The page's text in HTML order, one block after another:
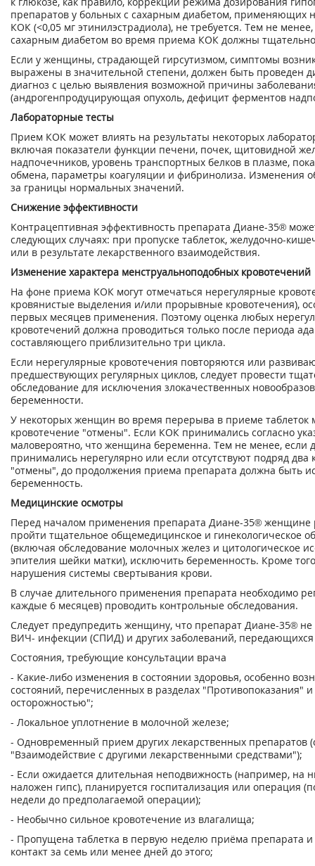
препаратов у больных с сахарным диабетом, применяющих
КОК (<0,05 мг этинилэстрадиола), не требуется. Тем не
сахарным диабетом во время приема КОК должны
Если у женщины, страдающей гирсутизмом, симптомы
выражены в значительной степени, должен быть проведен
диагноз с целью выявления возможной причины
(андрогенпродуцирующая опухоль, дефицит ферментов
Лабораторные тесты
Прием КОК может влиять на результаты некоторых
включая показатели функции печени, почек, щитовидной
надпочечников, уровень транспортных белков в плазме,
обмена, параметры коагуляции и фибринолиза. Изменения
за границы нормальных значений.
Снижение эффективности
Контрацептивная эффективность препарата Диане-35®
следующих случаях: при пропуске таблеток, желудочно-
или в результате лекарственного взаимодействия.
Изменение характера менструальноподобных кровотечений
На фоне приема КОК могут отмечаться нерегулярные
кровянистые выделения и/или прорывные кровотечения),
первых месяцев применения. Поэтому оценка любых
кровотечений должна проводиться только после периода
составляющего приблизительно три цикла.
Если нерегулярные кровотечения повторяются или
предшествующих регулярных циклов, следует провести
обследование для исключения злокачественных
беременности.
У некоторых женщин во время перерыва в приеме таблеток
кровотечение "отмены". Если КОК принимались согласно
маловероятно, что женщина беременна. Тем не менее, если
принимались нерегулярно или если отсутствуют подряд два
"отмены", до продолжения приема препарата должна быть
беременность.
Медицинские осмотры
Перед началом применения препарата Диане-35® женщине
пройти тщательное общемедицинское и гинекологическое
(включая обследование молочных желез и цитологическое
эпителия шейки матки), исключить беременность. Кроме
нарушения системы свертывания крови.
В случае длительного применения препарата необходимо
каждые 6 месяцев) проводить контрольные обследования.
Следует предупредить женщину, что препарат Диане-35® не
ВИЧ- инфекции (СПИД) и других заболеваний,
Состояния, требующие консультации врача
- Какие-либо изменения в состоянии здоровья, особенно
состояний, перечисленных в разделах "Противопоказания"
осторожностью";
- Локальное уплотнение в молочной железе;
- Одновременный прием других лекарственных препаратов
"Взаимодействие с другими лекарственными средствами");
- Если ожидается длительная неподвижность (например, на
наложен гипс), планируется госпитализация или операция
недели до предполагаемой операции);
- Необычно сильное кровотечение из влагалища;
- Пропущена таблетка в первую неделю приёма препарата
контакт за семь или менее дней до этого;